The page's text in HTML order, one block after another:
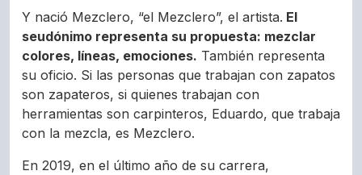
Y nació Mezclero, “el Mezclero”, el artista. El
seudónimo representa su propuesta: mezclar
colores, líneas, emociones. También representa
su oficio. Si las personas que trabajan con zapatos
son zapateros, si quienes trabajan con
herramientas son carpinteros, Eduardo, que trabaja
con la mezcla, es Mezclero.
En 2019, en el último año de su carrera,